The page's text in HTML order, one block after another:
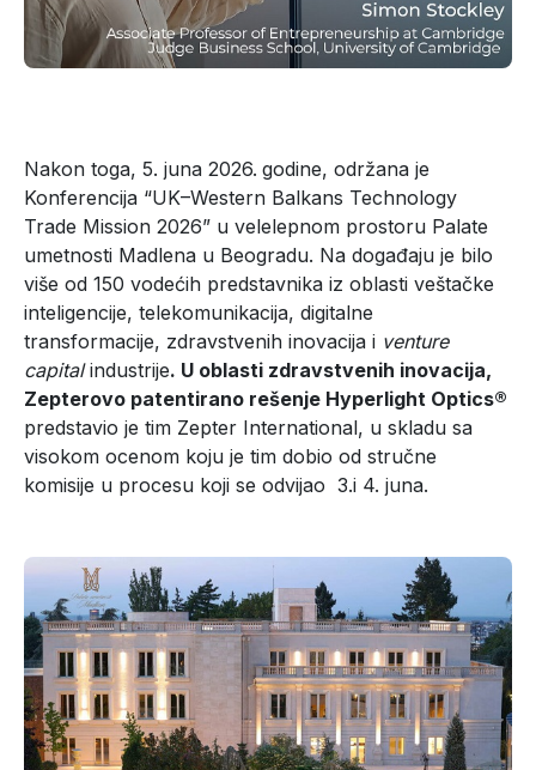
Nakon toga, 5. juna 2026. godine, održana je
Konferencija “UK–Western Balkans Technology
Trade Mission 2026” u velelepnom prostoru Palate
umetnosti Madlena u Beogradu. Na događaju je bilo
više od 150 vodećih predstavnika iz oblasti veštačke
inteligencije, telekomunikacija, digitalne
transformacije, zdravstvenih inovacija i venture
capitalindustrije. U oblasti zdravstvenih inovacija,
Zepterovo patentirano rešenje Hyperlight Optics®
predstavio je tim Zepter International, u skladu sa
visokom ocenom koju je tim dobio od stručne
komisije u procesu koji se odvijao 3.i 4. juna.